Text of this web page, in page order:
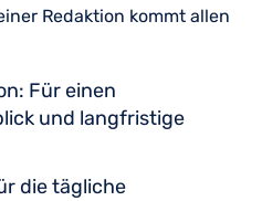
Redaktion kommt allen
Für einen
und langfristige
die tägliche